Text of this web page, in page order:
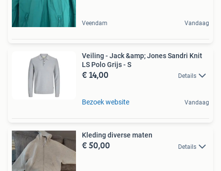
Veendam Vandaag
Veiling - Jack &amp; Jones Sandri Knit
LS Polo Grijs - S
€ 14,00 Details
Bezoek website Vandaag
Kleding diverse maten
€ 50,00 Details